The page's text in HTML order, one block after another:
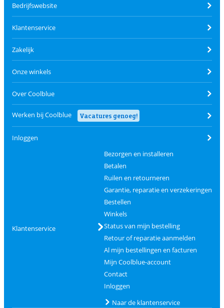
Bedrijfswebsite
Klantenservice
Zakelijk
Onze winkels
Over Coolblue
Werken bij Coolblue Vacatures genoeg!
Inloggen
Klantenservice
Bezorgen en installeren
Betalen
Ruilen en retourneren
Garantie, reparatie en verzekeringen
Bestellen
Winkels
Status van mijn bestelling
Retour of reparatie aanmelden
Al mijn bestellingen en facturen
Mijn Coolblue-account
Contact
Inloggen
Naar de klantenservice